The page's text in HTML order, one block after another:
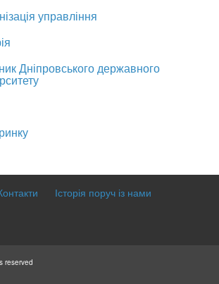
управління
Дніпровського державного
Історія поруч із нами
reserved